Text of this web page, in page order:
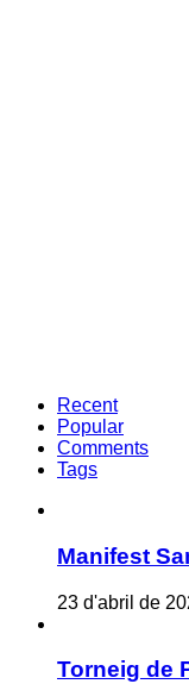
Recent
Popular
Comments
Tags
Manifest
23 d'abril de
Torneig de